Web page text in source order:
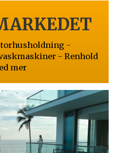
-
- Renhold
mer